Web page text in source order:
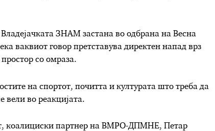
ЗНАМ застана во одбрана на Весна
ваквиот говор претставува директен напад врз
со омраза.
на спортот, почитта и културата што треба да
вели во реакцијата.
коалициски партнер на ВМРО-ДПМНЕ, Петар